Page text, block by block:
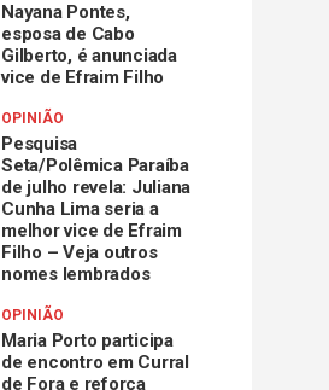
Nayana Pontes,
esposa de Cabo
Gilberto, é anunciada
vice de Efraim Filho
OPINIÃO
Pesquisa
Seta/Polêmica Paraíba
de julho revela: Juliana
Cunha Lima seria a
melhor vice de Efraim
Filho – Veja outros
nomes lembrados
OPINIÃO
Maria Porto participa
de encontro em Curral
de Fora e reforça